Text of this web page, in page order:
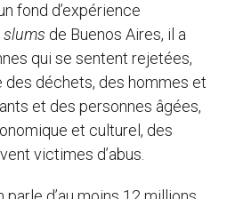
fond d’expérience
slums de Buenos Aires, il a
qui se sentent rejetées,
des déchets, des hommes et
et des personnes âgées,
et culturel, des
victimes d’abus.